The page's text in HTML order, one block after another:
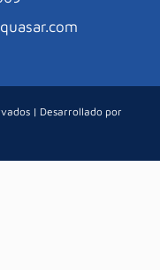
| Desarrollado por